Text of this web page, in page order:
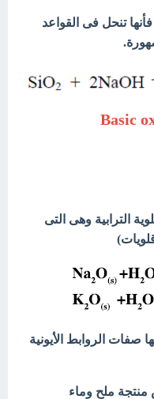
تنحل فى القواعد
الترابية وهى التى
صفات الروابط الأيونية
منتجة ملح وماء